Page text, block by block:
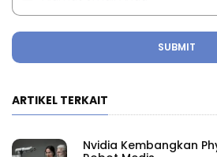
SUBMIT
ARTIKEL TERKAIT
Nvidia Kembangkan